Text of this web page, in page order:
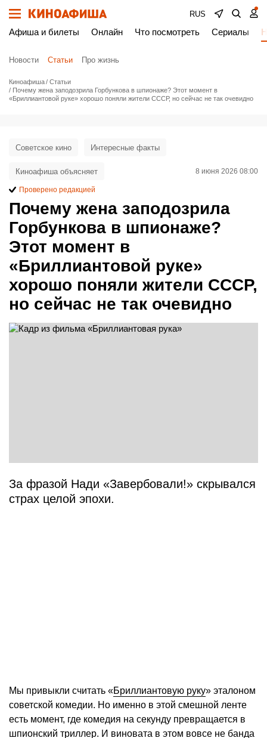
RUS
Афиша и билеты Онлайн Что посмотреть Сериалы
Новости Статьи Про жизнь
Киноафиша
Статьи
Почему жена заподозрила Горбункова в шпионаже? Этот момент в
«Бриллиантовой руке» хорошо поняли жители СССР, но сейчас не так очевидно
Почему жена заподозрила
Горбункова в шпионаже?
Этот момент в
«Бриллиантовой руке»
хорошо поняли жители СССР,
но сейчас не так очевидно
Советское кино Интересные факты
Киноафиша объясняет 8 июня 2026 08:00
Проверено редакцией
За фразой Нади «Завербовали!» скрывался
страх целой эпохи.
Мы привыкли считать «Бриллиантовую руку» эталоном
советской комедии. Но именно в этой смешной ленте
есть момент, где комедия на секунду превращается в
шпионский триллер. И виновата в этом вовсе не банда